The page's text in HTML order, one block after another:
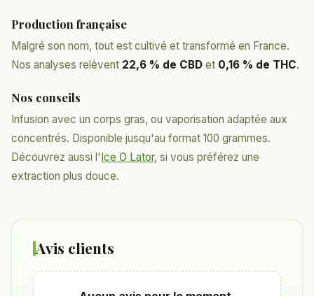
Production française
Malgré son nom, tout est cultivé et transformé en France.
Nos analyses relèvent 22,6 % de CBD et 0,16 % de THC.
Nos conseils
Infusion avec un corps gras, ou vaporisation adaptée aux
concentrés. Disponible jusqu'au format 100 grammes.
Découvrez aussi l'Ice O Lator, si vous préférez une
extraction plus douce.
Avis clients